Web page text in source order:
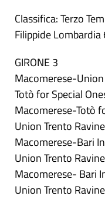
Classifica: Terzo
Filippide Lombardia
GIRONE 3
Macomerese-
Totò for Special
Macomerese-Totò
Union Trento
Macomerese-Bari
Union Trento
Macomerese- Bari
Union Trento